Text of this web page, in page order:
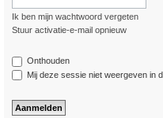
Ik ben mijn wachtwoord vergeten
Stuur activatie-e-mail opnieuw
Onthouden
Mij deze sessie niet weergeven in